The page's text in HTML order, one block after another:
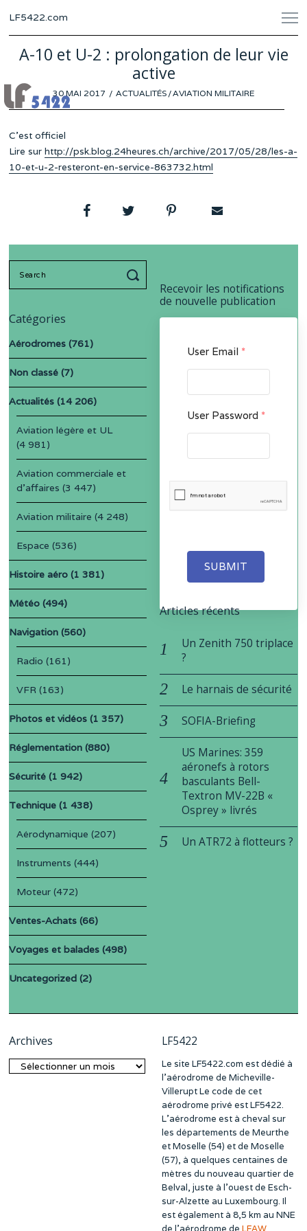
LF5422.com
A-10 et U-2 : prolongation de leur vie
active
POSTED
ON
30 MAI 2017 ACTUALITÉS /AVIATION MILITAIRE
C’est officiel
Lire surhttp://psk.blog.24heures.ch/archive/2017/05/28/les-a-
10-et-u-2-resteront-en-service-863732.html
Recevoir les notifications
de nouvelle publication
User Email *
User Password *
SUBMIT
Catégories
Aérodromes (761)
Non classé (7)
Actualités (14 206)
Aviation légère et UL
(4 981)
Aviation commerciale et
d'affaires (3 447)
Aviation militaire (4 248)
Espace (536)
Histoire aéro (1 381)
Météo (494)
Navigation (560)
Radio (161)
VFR (163)
Photos et vidéos (1 357)
Réglementation (880)
Sécurité (1 942)
Technique (1 438)
Aérodynamique (207)
Instruments (444)
Moteur (472)
Ventes-Achats (66)
Voyages et balades (498)
Uncategorized (2)
Articles récents
Un Zenith 750 triplace
?
Le harnais de sécurité
SOFIA-Briefing
US Marines: 359
aéronefs à rotors
basculants Bell-
Textron MV-22B «
Osprey » livrés
Un ATR72 à flotteurs ?
Archives
Archives
LF5422
Le site LF5422.com est dédié à
l’aérodrome de Micheville-
Villerupt Le code de cet
aérodrome privé est LF5422.
L’aérodrome est à cheval sur
les départements de Meurthe
et Moselle (54) et de Moselle
(57), à quelques centaines de
mètres du nouveau quartier de
Belval, juste à l’ouest de Esch-
sur-Alzette au Luxembourg. Il
est également à 8,5 km au NNE